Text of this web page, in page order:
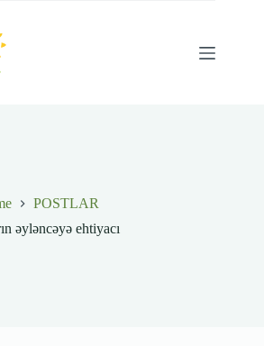
POSTLAR
əyləncəyə ehtiyacı